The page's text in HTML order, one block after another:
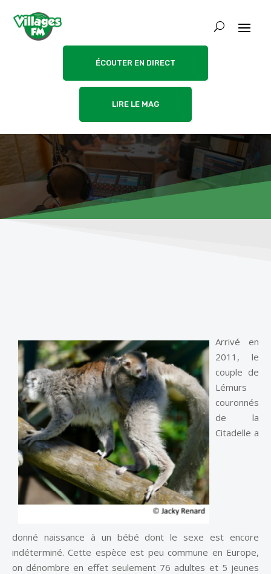
ÉCOUTER EN DIRECT
LIRE LE MAG
Arrivé en
2011, le
couple de
Lémurs
couronnés
de la
Citadelle a
donné naissance à un bébé dont le sexe est encore
indéterminé. Cette espèce est peu commune en Europe,
on dénombre en effet seulement 76 adultes et 5 jeunes